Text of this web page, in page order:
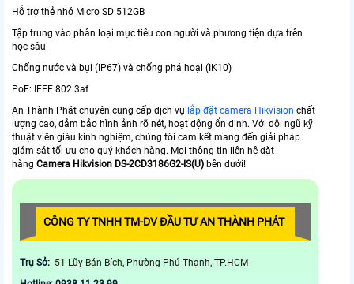
Hỗ trợ thẻ nhớ Micro SD 512GB
Tập trung vào phân loại mục tiêu con người và phương tiện dựa trên
học sâu
Chống nước và bụi (IP67) và chống phá hoại (IK10)
PoE: IEEE 802.3af
An Thành Phát chuyên cung cấp dịch vụ lắp đặt camera Hikvision chất
lượng cao, đảm bảo hình ảnh rõ nét, hoạt động ổn định. Với đội ngũ kỹ
thuật viên giàu kinh nghiệm, chúng tôi cam kết mang đến giải pháp
giám sát tối ưu cho quý khách hàng. Mọi thông tin liên hệ đặt
hàng Camera Hikvision DS-2CD3186G2-IS(U) bên dưới!
CÔNG TY TNHH TM-DV ĐẦU TƯ AN THÀNH PHÁT
Trụ Sở: 51 Lũy Bán Bích, Phường Phú Thạnh, TP.HCM